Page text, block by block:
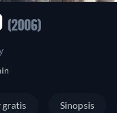
(2006)
gratis Sinopsis